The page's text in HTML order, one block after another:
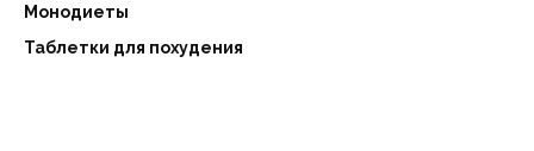
Монодиеты
Таблетки для похудения